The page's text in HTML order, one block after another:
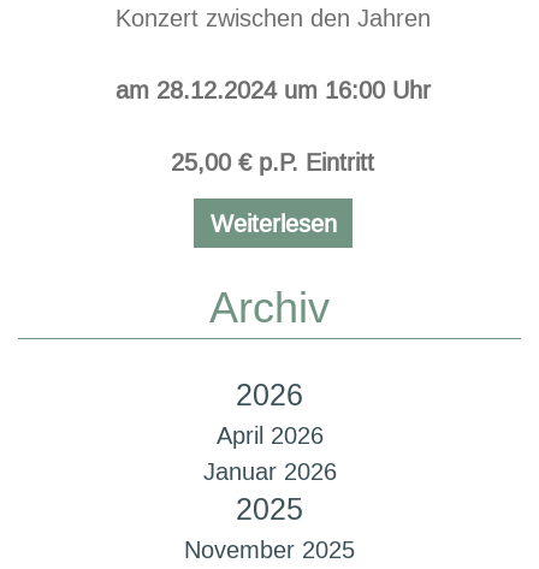
Konzert zwischen den Jahren
am 28.12.2024 um 16:00 Uhr
25,00 € p.P. Eintritt
WeiterlesenWagners
Salonquartett
Archiv
2026
April 2026
Januar 2026
2025
November 2025